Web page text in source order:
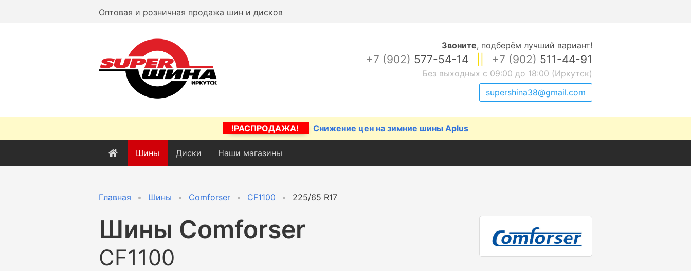
Оптовая и розничная продажа шин и дисков
Звоните, подберём лучший вариант!
+7 (902) 577-54-14 +7 (902) 511-44-91
Без выходных с 09:00 до 18:00 (Иркутск)
supershina38@gmail.com
!РАСПРОДАЖА! Снижение цен на зимние шины Aplus
Шины Диски Наши магазины
Главная Шины Comforser CF1100 225/65 R17
Шины Comforser
CF1100